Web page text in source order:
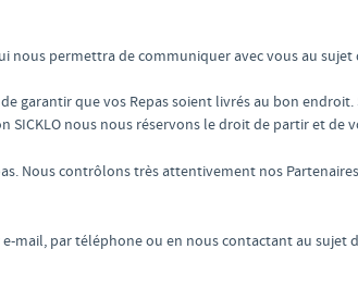
nous permettra de communiquer avec vous au
garantir que vos Repas soient livrés au bon endroit.
nous nous réservons le droit de partir et de
Nous contrôlons très attentivement nos
mail, par téléphone ou en nous contactant au sujet